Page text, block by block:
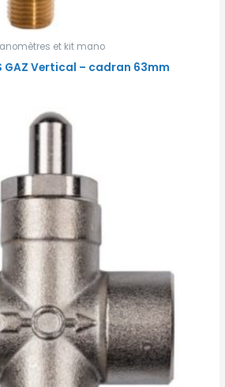
et kit mano
GAZ Vertical – cadran 63mm